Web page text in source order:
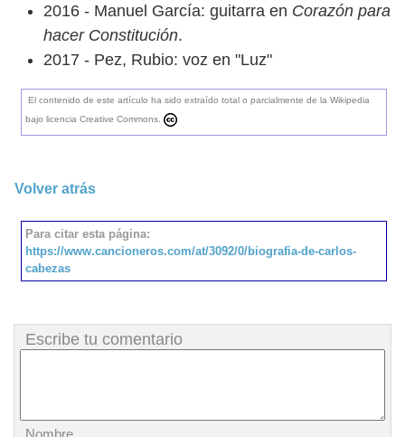
2016 - Manuel García: guitarra en Corazón para
hacer Constitución.
2017 - Pez, Rubio: voz en "Luz"
El contenido de este artículo ha sido extraído total o parcialmente de la Wikipedia
bajo licencia Creative Commons.
Volver atrás
Para citar esta página:
https://www.cancioneros.com/at/3092/0/biografia-de-carlos-
cabezas
Escribe tu comentario
Nombre